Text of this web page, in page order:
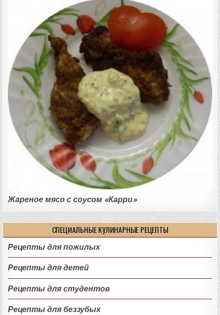
Жареное мясо с соусом «Карри»
СПЕЦИАЛЬНЫЕ КУЛИНАРНЫЕ РЕЦЕПТЫ
Рецепты для пожилых
Рецепты для детей
Рецепты для студентов
Рецепты для беззубых